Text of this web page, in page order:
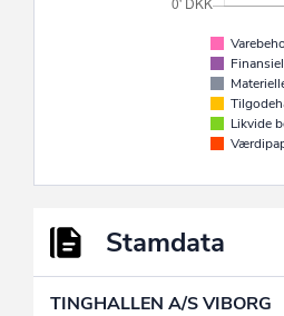
Likvide
Stamdata
TINGHALLEN A/S VIBORG